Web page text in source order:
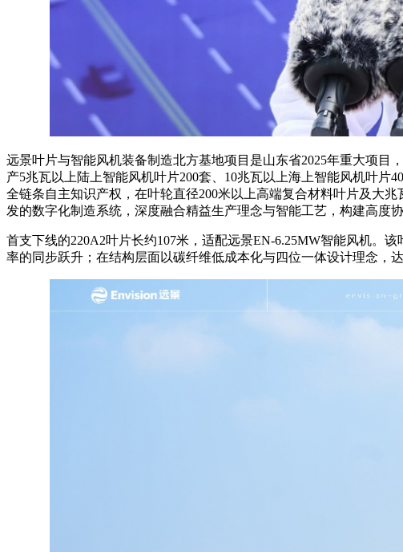
远景叶片与智能风机装备制造北方基地项目是山东省2025年重大项目
产5兆瓦以上陆上智能风机叶片200套、10兆瓦以上海上智能风机叶
全链条自主知识产权，在叶轮直径200米以上高端复合材料叶片及大
发的数字化制造系统，深度融合精益生产理念与智能工艺，构建高度
首支下线的220A2叶片长约107米，适配远景EN-6.25MW智能风机。
率的同步跃升；在结构层面以碳纤维低成本化与四位一体设计理念，